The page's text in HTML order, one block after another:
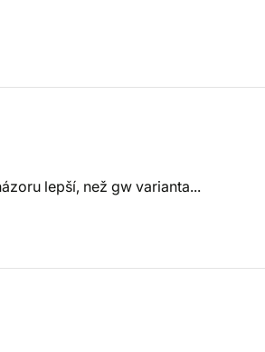
lepší, než gw varianta...